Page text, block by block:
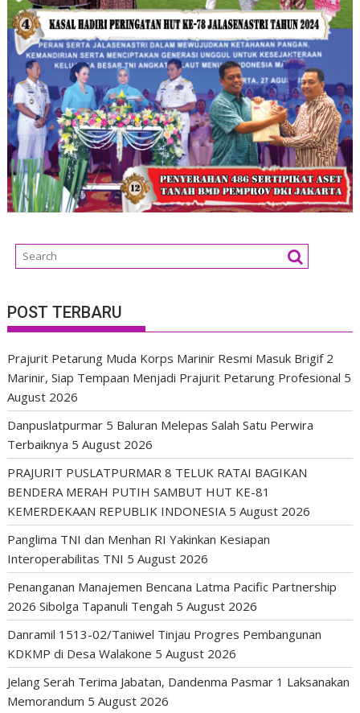
POST TERBARU
Prajurit Petarung Muda Korps Marinir Resmi Masuk Brigif 2
Marinir, Siap Tempaan Menjadi Prajurit Petarung Profesional 5
August 2026
Danpuslatpurmar 5 Baluran Melepas Salah Satu Perwira
Terbaiknya 5 August 2026
PRAJURIT PUSLATPURMAR 8 TELUK RATAI BAGIKAN
BENDERA MERAH PUTIH SAMBUT HUT KE-81
KEMERDEKAAN REPUBLIK INDONESIA 5 August 2026
Panglima TNI dan Menhan RI Yakinkan Kesiapan
Interoperabilitas TNI 5 August 2026
Penanganan Manajemen Bencana Latma Pacific Partnership
2026 Sibolga Tapanuli Tengah 5 August 2026
Danramil 1513-02/Taniwel Tinjau Progres Pembangunan
KDKMP di Desa Walakone 5 August 2026
Jelang Serah Terima Jabatan, Dandenma Pasmar 1 Laksanakan
Memorandum 5 August 2026